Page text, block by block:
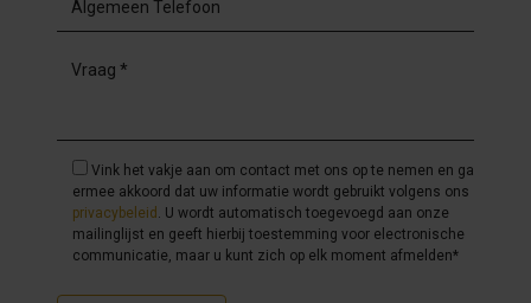
Vink het vakje aan om contact met ons op te nemen en ga
ermee akkoord dat uw informatie wordt gebruikt volgens ons
privacybeleid
. U wordt automatisch toegevoegd aan onze
mailinglijst en geeft hierbij toestemming voor electronische
communicatie, maar u kunt zich op elk moment afmelden*